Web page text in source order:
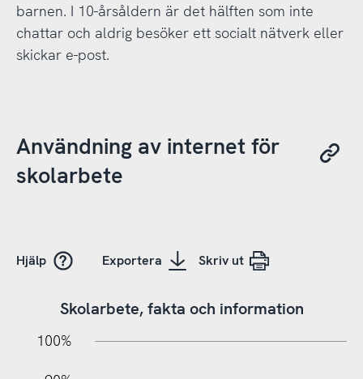
barnen. I 10-årsåldern är det hälften som inte
chattar och aldrig besöker ett socialt nätverk eller
skickar e-post.
Användning av internet för
skolarbete
Hjälp Exportera Skriv ut
Skolarbete, fakta och information
100%